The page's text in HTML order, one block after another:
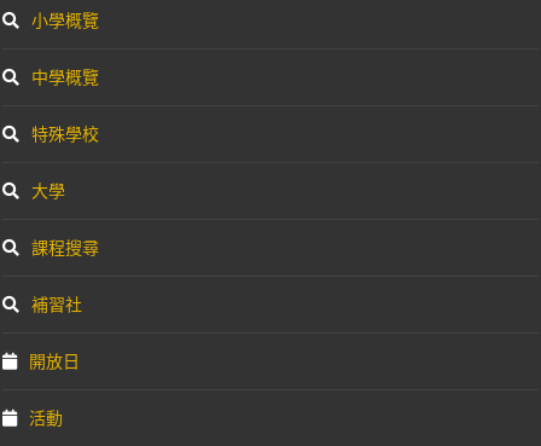
小學概覽
中學概覽
特殊學校
大學
課程搜尋
補習社
開放日
活動